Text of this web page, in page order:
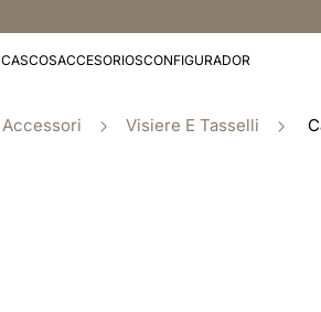
CASCOSACCESORIOSCONFIGURADOR
Accessori Visiere E Tasselli